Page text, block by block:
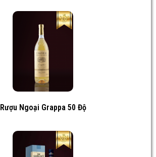
Rượu Ngoại Grappa 50 Độ